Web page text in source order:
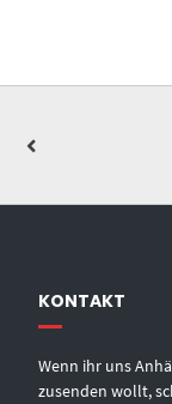
KONTAKT
Wenn ihr uns
zusenden wollt,